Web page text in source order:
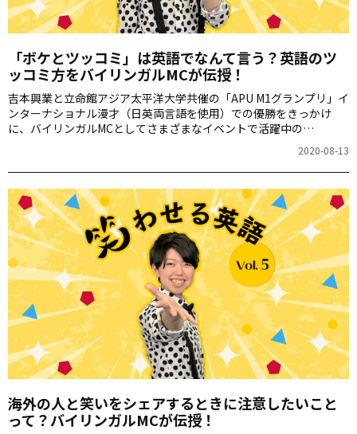
「ボケとツッコミ」は英語でなんて言う？英語のツ
ッコミ方をバイリンガルMCが伝授！
吉本興業と立命館アジア太平洋大学共催の「APU M1グランプリ」イ
ンターナショナル漫才（日英両言語を使用）での優勝をきっかけ
に、バイリンガルMCとしてさまざまなイベントで活躍中の
語」の第6回は、多くの人を一度でワッと笑わせる「ツッコミ」の入
れ方お届けします。
2020-08-13
海外の人と笑いをシェアするときに注意したいこと
って？バイリンガルMCが伝授！